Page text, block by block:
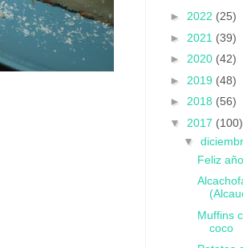
► 2022 (25)
► 2021 (39)
► 2020 (42)
► 2019 (48)
► 2018 (56)
▼ 2017 (100)
▼
Feliz
Muffins
coco